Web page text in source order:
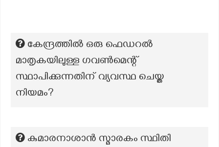
കേന്ദ്രത്തിൽ ഒരു ഫെഡറൽ
മാതൃകയിലുള്ള ഗവൺമെന്റ്
സ്ഥാപിക്കുന്നതിന് വ്യവസ്ഥ ചെയ്ത
നിയമം?
കുമാരനാശാൻ സ്മാരകം സ്ഥിതി